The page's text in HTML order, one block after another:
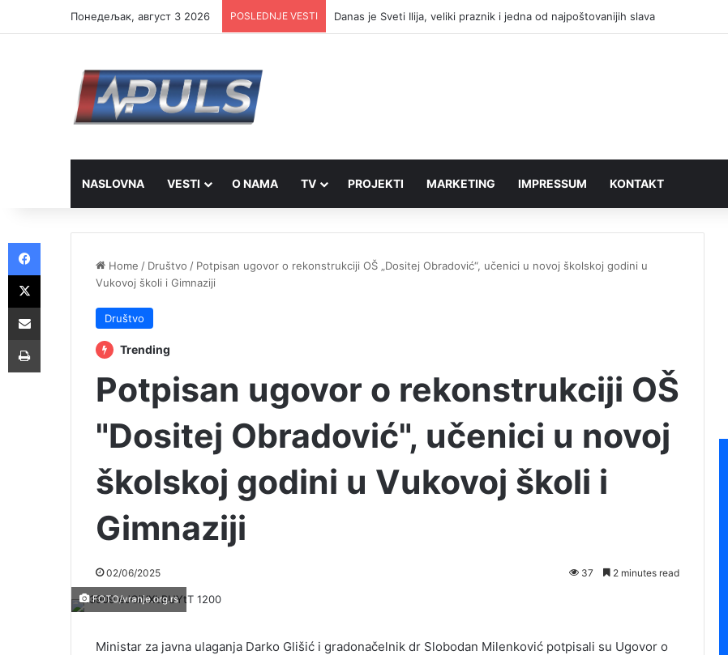
Понедељак, август 3 2026 POSLEDNJE VESTI Danas je Sveti Ilija, veliki praznik i jedna od najpoštovanijih slava
NASLOVNA VESTI O NAMA TV PROJEKTI MARKETING IMPRESSUM KONTAKT
Home / Društvo / Potpisan ugovor o rekonstrukciji OŠ „Dositej Obradović“, učenici u novoj školskoj godini u
Vukovoj školi i Gimnaziji
Društvo
Trending
Potpisan ugovor o rekonstrukciji OŠ
"Dositej Obradović", učenici u novoj
školskoj godini u Vukovoj školi i
Gimnaziji
02/06/2025 37 2 minutes read
FOTO/vranje.org.rs
Ministar za javna ulaganja Darko Glišić i gradonačelnik dr Slobodan Milenković potpisali su Ugovor o
Facebook
X
Share via Email